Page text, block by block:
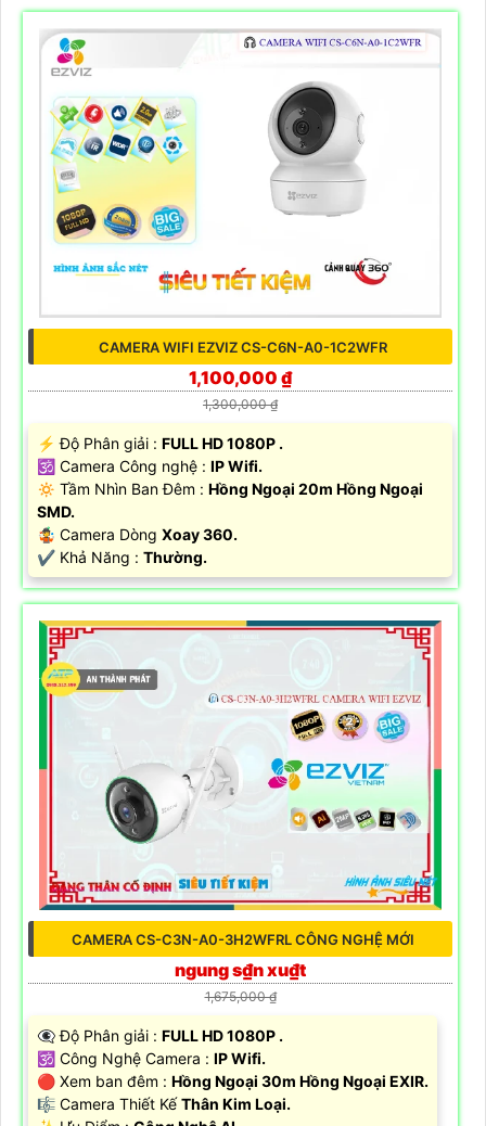
CAMERA WIFI EZVIZ CS-C6N-A0-1C2WFR
1,100,000 ₫
1,300,000 ₫
️⚡ Độ Phân giải : FULL HD 1080P .
🕉️ Camera Công nghệ : IP Wifi.
🔅 Tầm Nhìn Ban Đêm : Hồng Ngoại 20m Hồng Ngoại
SMD.
🤹 Camera Dòng Xoay 360.
️✔️ Khả Năng : Thường.
CAMERA CS-C3N-A0-3H2WFRL CÔNG NGHỆ MỚI
ngung s₫n xu₫t
1,675,000 ₫
👁️‍🗨 Độ Phân giải : FULL HD 1080P .
🕉️ Công Nghệ Camera : IP Wifi.
🔴 Xem ban đêm : Hồng Ngoại 30m Hồng Ngoại EXIR.
🎼️ Camera Thiết KếThân Kim Loại.